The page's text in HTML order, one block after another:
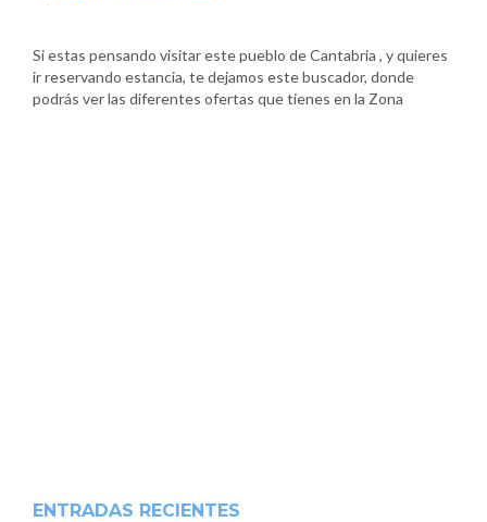
Si estas pensando visitar este pueblo de Cantabria , y quieres
ir reservando estancia, te dejamos este buscador, donde
podrás ver las diferentes ofertas que tienes en la Zona
ENTRADAS RECIENTES